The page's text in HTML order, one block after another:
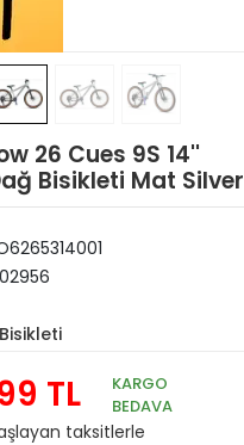
26 Cues 9S 14''
Bisikleti Mat Silver
TL
KARGO
BEDAVA
taksitlerle